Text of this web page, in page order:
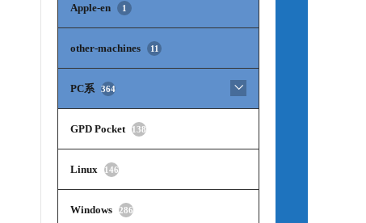
Apple-en 1
other-machines 11
PC系 364
GPD Pocket 138
Linux 146
Windows 286